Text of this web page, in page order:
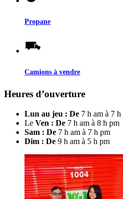
Propane
Camions à vendre
Heures d’ouverture
Lun au jeu : De 7 h am à 7 h
Le Ven : De 7 h am à 8 h pm
Sam : De 7 h am à 7 h pm
Dim : De 9 h am à 5 h pm